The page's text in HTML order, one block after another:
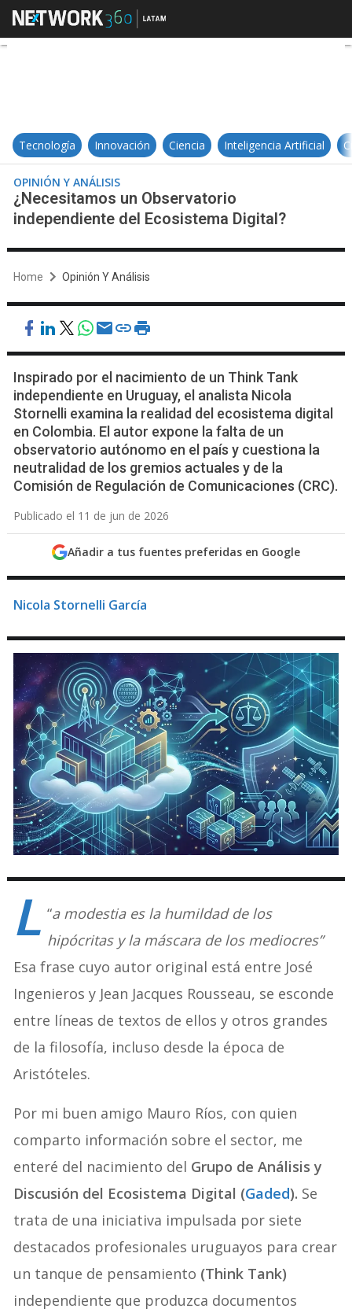
¿Necesitamos un Observatorio
Tecnología Innovación Ciencia Inteligencia Artificial
OPINIÓN Y ANÁLISIS
¿Necesitamos un Observatorio
independiente del Ecosistema Digital?
Home Opinión Y Análisis
Inspirado por el nacimiento de un Think Tank
independiente en Uruguay, el analista Nicola
Stornelli examina la realidad del ecosistema digital
en Colombia. El autor expone la falta de un
observatorio autónomo en el país y cuestiona la
neutralidad de los gremios actuales y de la
Comisión de Regulación de Comunicaciones (CRC).
Publicado el 11 de jun de 2026
Añadir a tus fuentes preferidas en Google
Nicola Stornelli García
“
L
a modestia es la humildad de los
hipócritas y la máscara de los mediocres”
Esa frase cuyo autor original está entre José
Ingenieros y Jean Jacques Rousseau, se esconde
entre líneas de textos de ellos y otros grandes
de la filosofía, incluso desde la época de
Aristóteles.
Por mi buen amigo Mauro Ríos, con quien
comparto información sobre el sector, me
enteré del nacimiento del Grupo de Análisis y
Discusión del Ecosistema Digital (Gaded). Se
trata de una iniciativa impulsada por siete
destacados profesionales uruguayos para crear
un tanque de pensamiento (Think Tank)
independiente que produzca documentos